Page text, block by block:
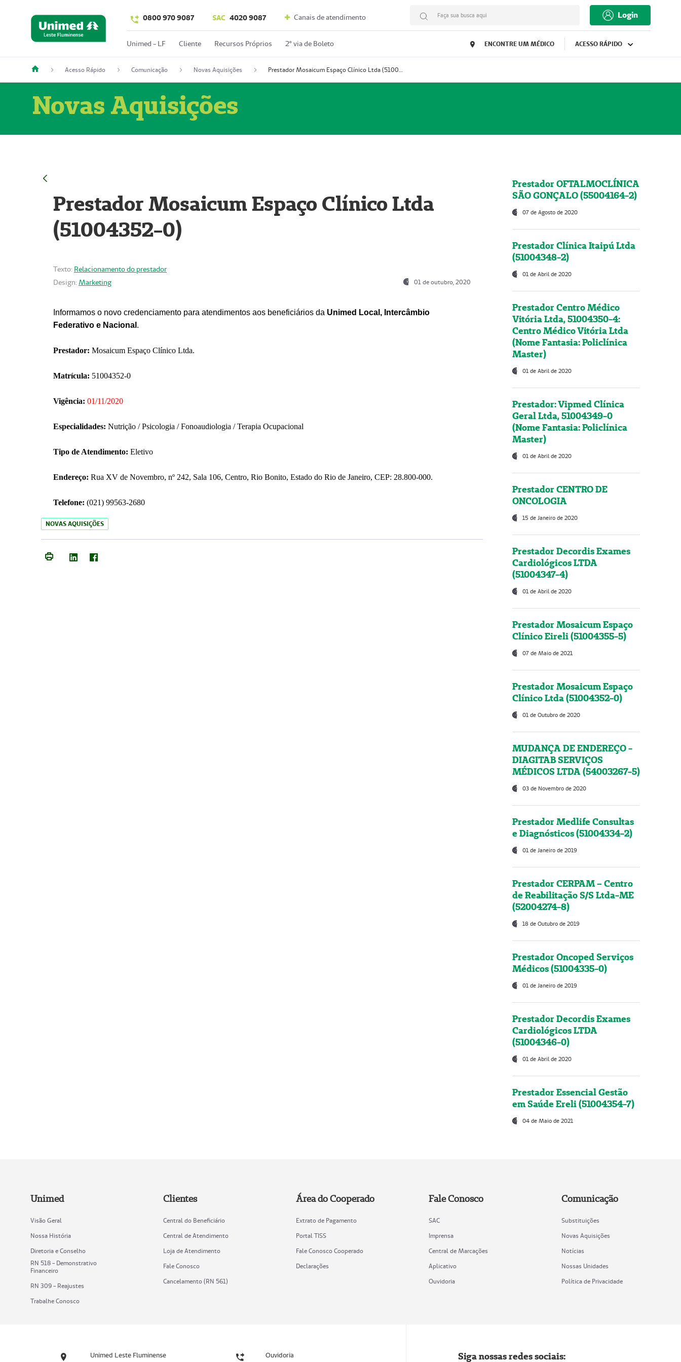
0800 970 9087 SAC 4020 9087 Canais de atendimento Faça sua busca aqui Login
Unimed - LF Cliente Recursos Próprios 2º via de Boleto ENCONTRE UM MÉDICO ACESSO RÁPIDO
Acesso Rápido Comunicação Novas Aquisições Prestador Mosaicum Espaço Clínico Ltda (51004352-0)
Novas Aquisições
Prestador Mosaicum Espaço Clínico Ltda
(51004352-0)
Texto: Relacionamento do prestador
Design: Marketing 01 de outubro, 2020
Informamos o novo credenciamento para atendimentos aos beneficiários da Unimed Local, Intercâmbio
Federativo e Nacional .
Prestador: Mosaicum Espaço Clínico Ltda.
Matrícula: 51004352-0
Vigência: 01/11/2020
Especialidades: Nutrição / Psicologia / Fonoaudiologia / Terapia Ocupacional
Tipo de Atendimento: Eletivo
Endereço: Rua XV de Novembro, nº 242, Sala 106, Centro, Rio Bonito, Estado do Rio de Janeiro, CEP: 28.800-000.
Telefone: (021) 99563-2680
NOVAS AQUISIÇÕES
Prestador OFTALMOCLÍNICA
SÃO GONÇALO (55004164-2)
07 de Agosto de 2020
Prestador Clínica Itaipú Ltda
(51004348-2)
01 de Abril de 2020
Prestador Centro Médico
Vitória Ltda, 51004350-4:
Centro Médico Vitória Ltda
(Nome Fantasia: Policlínica
Master)
01 de Abril de 2020
Prestador: Vipmed Clínica
Geral Ltda, 51004349-0
(Nome Fantasia: Policlínica
Master)
01 de Abril de 2020
Prestador CENTRO DE
ONCOLOGIA
15 de Janeiro de 2020
Prestador Decordis Exames
Cardiológicos LTDA
(51004347-4)
01 de Abril de 2020
Prestador Mosaicum Espaço
Clínico Eireli (51004355-5)
07 de Maio de 2021
Prestador Mosaicum Espaço
Clínico Ltda (51004352-0)
01 de Outubro de 2020
MUDANÇA DE ENDEREÇO -
DIAGITAB SERVIÇOS
MÉDICOS LTDA (54003267-5)
03 de Novembro de 2020
Prestador Medlife Consultas
e Diagnósticos (51004334-2)
01 de Janeiro de 2019
Prestador CERPAM – Centro
de Reabilitação S/S Ltda-ME
(52004274-8)
18 de Outubro de 2019
Prestador Oncoped Serviços
Médicos (51004335-0)
01 de Janeiro de 2019
Prestador Decordis Exames
Cardiológicos LTDA
(51004346-0)
01 de Abril de 2020
Prestador Essencial Gestão
em Saúde Ereli (51004354-7)
04 de Maio de 2021
Unimed
Visão Geral
Nossa História
Diretoria e Conselho
RN 518 - Demonstrativo
Financeiro
RN 309 - Reajustes
Trabalhe Conosco
Clientes
Central do Beneficiário
Central de Atendimento
Loja de Atendimento
Fale Conosco
Cancelamento (RN 561)
Área do Cooperado
Extrato de Pagamento
Portal TISS
Fale Conosco Cooperado
Declarações
Fale Conosco
SAC
Imprensa
Central de Marcações
Aplicativo
Ouvidoria
Comunicação
Substituições
Novas Aquisições
Notícias
Nossas Unidades
Política de Privacidade
Unimed Leste Fluminense Ouvidoria Siga nossas redes sociais: